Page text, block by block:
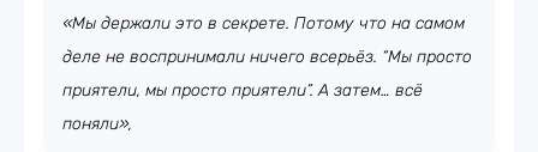
«Мы держали это в секрете. Потому что на самом
деле не воспринимали ничего всерьёз. “Мы просто
приятели, мы просто приятели”. А затем… всё
поняли»,